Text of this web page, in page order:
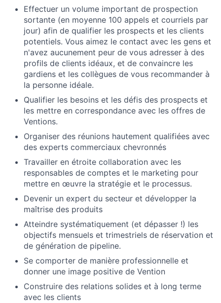
Effectuer un volume important de prospection
sortante (en moyenne 100 appels et courriels par
jour) afin de qualifier les prospects et les clients
potentiels. Vous aimez le contact avec les gens et
n'avez aucunement peur de vous adresser à des
profils de clients idéaux, et de convaincre les
gardiens et les collègues de vous recommander à
la personne idéale.
Qualifier les besoins et les défis des prospects et
les mettre en correspondance avec les offres de
Ventions.
Organiser des réunions hautement qualifiées avec
des experts commerciaux chevronnés
Travailler en étroite collaboration avec les
responsables de comptes et le marketing pour
mettre en œuvre la stratégie et le processus.
Devenir un expert du secteur et développer la
maîtrise des produits
Atteindre systématiquement (et dépasser !) les
objectifs mensuels et trimestriels de réservation et
de génération de pipeline.
Se comporter de manière professionnelle et
donner une image positive de Vention
Construire des relations solides et à long terme
avec les clients